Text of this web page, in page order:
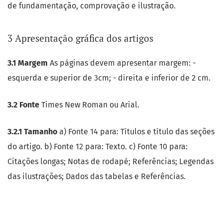
de fundamentação, comprovação e ilustração.
3 Apresentação gráfica dos artigos
3.1 Margem As páginas devem apresentar margem: -
esquerda e superior de 3cm; - direita e inferior de 2 cm.
3.2 Fonte Times New Roman ou Arial.
3.2.1 Tamanho a) Fonte 14 para: Títulos e título das seções
do artigo. b) Fonte 12 para: Texto. c) Fonte 10 para:
Citações longas; Notas de rodapé; Referências; Legendas
das ilustrações; Dados das tabelas e Referências.